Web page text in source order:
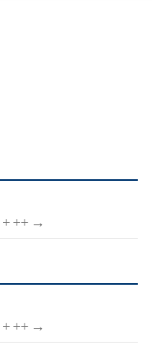
+ ++ →
+ ++ →